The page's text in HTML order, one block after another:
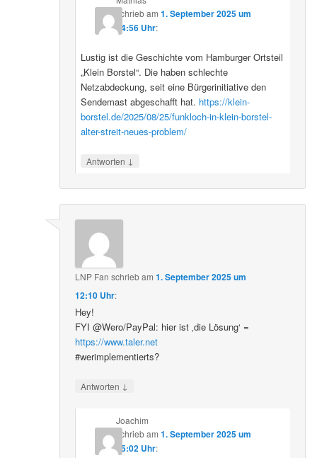
schriebam 1. September 2025 um
14:56 Uhr:
Lustig ist die Geschichte vom Hamburger Ortsteil
„Klein Borstel“. Die haben schlechte
Netzabdeckung, seit eine Bürgerinitiative den
Sendemast abgeschafft hat. https://klein-
borstel.de/2025/08/25/funkloch-in-klein-borstel-
alter-streit-neues-problem/
Antworten ↓
LNP Fan schriebam1. September 2025 um
12:10 Uhr:
Hey!
FYI @Wero/PayPal: hier ist ‚die Lösung‘ =
https://www.taler.net
#werimplementierts?
Antworten ↓
Joachim
schriebam 1. September 2025 um
15:02 Uhr: